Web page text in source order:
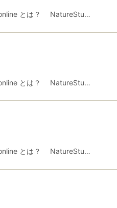
とは？ NatureStu…
とは？ NatureStu…
とは？ NatureStu…